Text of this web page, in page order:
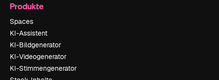
Produkte
Spaces
KI-Assistent
KI-Bildgenerator
KI-Videogenerator
KI-Stimmengenerator